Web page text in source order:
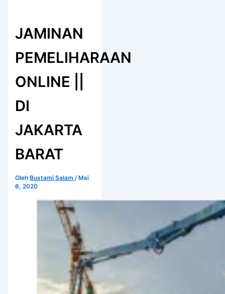
JAMINAN
PEMELIHARAAN
ONLINE ||
DI
JAKARTA
BARAT
Oleh Bustami Salam/ Mei
6, 2020